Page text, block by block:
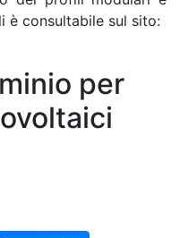
è consultabile sul sito:
per